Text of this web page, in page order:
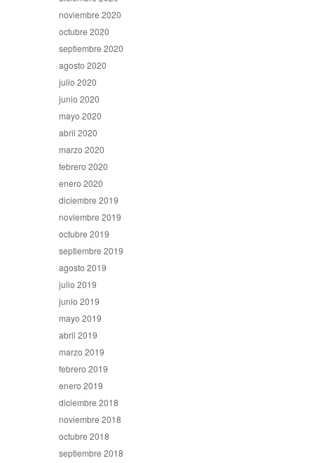
noviembre 2020
octubre 2020
septiembre 2020
agosto 2020
julio 2020
junio 2020
mayo 2020
abril 2020
marzo 2020
febrero 2020
enero 2020
diciembre 2019
noviembre 2019
octubre 2019
septiembre 2019
agosto 2019
julio 2019
junio 2019
mayo 2019
abril 2019
marzo 2019
febrero 2019
enero 2019
diciembre 2018
noviembre 2018
octubre 2018
septiembre 2018